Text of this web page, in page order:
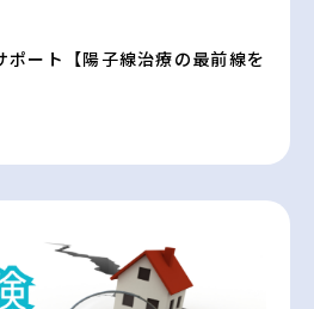
ポート【陽子線治療の最前線を